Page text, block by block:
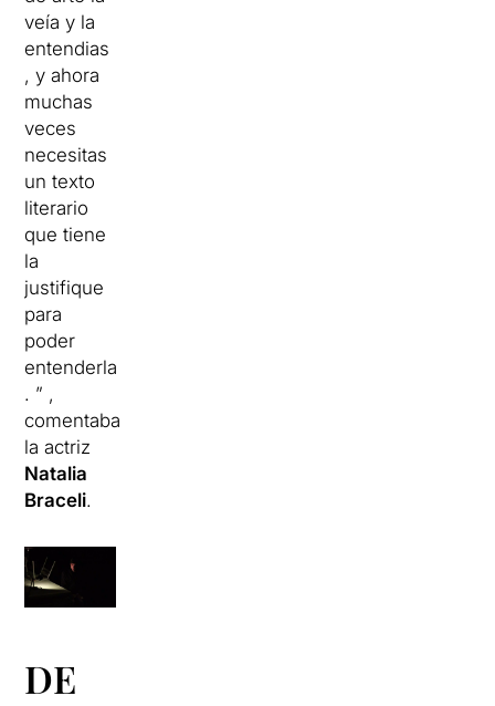
veía y la
entendias
, y ahora
muchas
veces
necesitas
un texto
literario
que tiene
la
justifique
para
poder
entenderla
. ” ,
comentaba
la actriz
Natalia
Braceli.
DE